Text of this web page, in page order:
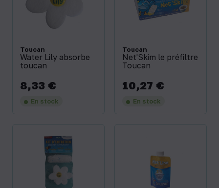
Toucan
Water Lily absorbe
toucan
Prix
8,33 €
En stock
Toucan
Net'Skim le préfiltre
Toucan
Prix
10,27 €
En stock